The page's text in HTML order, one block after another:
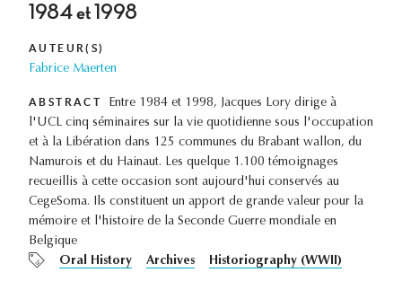
1984 et 1998
AUTEUR(S)
Fabrice Maerten
ABSTRACT
Entre 1984 et 1998, Jacques Lory dirige à
l'UCL cinq séminaires sur la vie quotidienne sous l'occupation
et à la Libération dans 125 communes du Brabant wallon, du
Namurois et du Hainaut. Les quelque 1.100 témoignages
recueillis à cette occasion sont aujourd'hui conservés au
CegeSoma. Ils constituent un apport de grande valeur pour la
mémoire et l'histoire de la Seconde Guerre mondiale en
Belgique
Oral History
Archives Historiography (WWII)